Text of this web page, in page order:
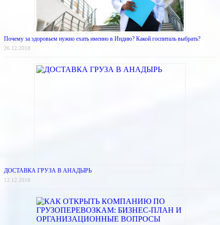
Почему за здоровьем нужно ехать именно в Индию? Какой госпиталь выбрать?
26.12.2018
ДОСТАВКА ГРУЗА В АНАДЫРЬ
12.12.2018